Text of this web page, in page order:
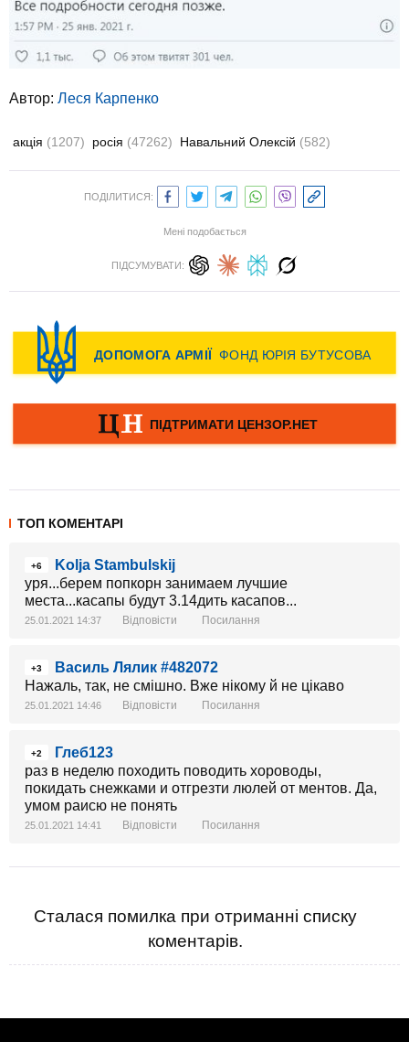
Автор: Леся Карпенко
акція (1207) росія (47262) Навальний Олексій (582)
ПОДІЛИТИСЯ:
Мені подобається
ПІДСУМУВАТИ:
ТОП КОМЕНТАРІ
+6
Kolja Stambulskij
уря...берем попкорн занимаем лучшие
места...касапы будут 3.14дить касапов...
25.01.2021 14:37 Відповісти Посилання
+3
Василь Лялик #482072
Нажаль, так, не смішно. Вже нікому й не цікаво
25.01.2021 14:46 Відповісти Посилання
+2
Глеб123
раз в неделю походить поводить хороводы,
покидать снежками и отгрезти люлей от ментов. Да,
умом раисю не понять
25.01.2021 14:41 Відповісти Посилання
Сталася помилка при отриманні списку
коментарів.